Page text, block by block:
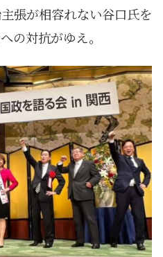
張が相容れない谷口氏を
の対抗がゆえ。